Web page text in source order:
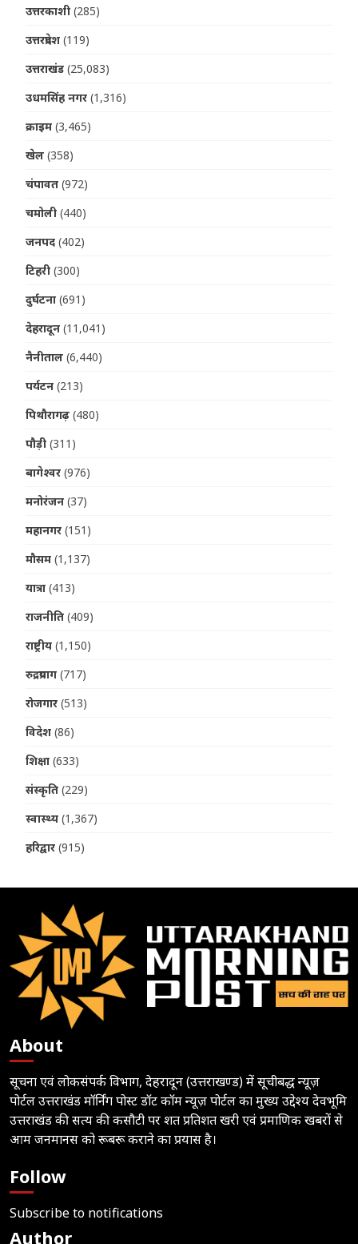
उत्तरकाशी (285)
उत्तरप्रदेश (119)
उत्तराखंड (25,083)
उधमसिंह नगर (1,316)
क्राइम (3,465)
खेल (358)
चंपावत (972)
चमोली (440)
जनपद (402)
टिहरी (300)
दुर्घटना (691)
देहरादून (11,041)
नैनीताल (6,440)
पर्यटन (213)
पिथौरागढ़ (480)
पौड़ी (311)
बागेश्वर (976)
मनोरंजन (37)
महानगर (151)
मौसम (1,137)
यात्रा (413)
राजनीति (409)
राष्ट्रीय (1,150)
रुद्रप्रयाग (717)
रोजगार (513)
विदेश (86)
शिक्षा (633)
संस्कृति (229)
स्वास्थ्य (1,367)
हरिद्वार (915)
About
सूचना एवं लोकसंपर्क विभाग, देहरादून (उत्तराखण्ड) में सूचीबद्ध न्यूज़
पोर्टल उत्तराखंड मॉर्निंग पोस्ट डॉट कॉम न्यूज़ पोर्टल का मुख्य उद्देश्य देवभूमि
उत्तराखंड की सत्य की कसौटी पर शत प्रतिशत खरी एवं प्रमाणिक खबरों से
आम जनमानस को रूबरू कराने का प्रयास है।
Follow
Subscribe to notifications
Author